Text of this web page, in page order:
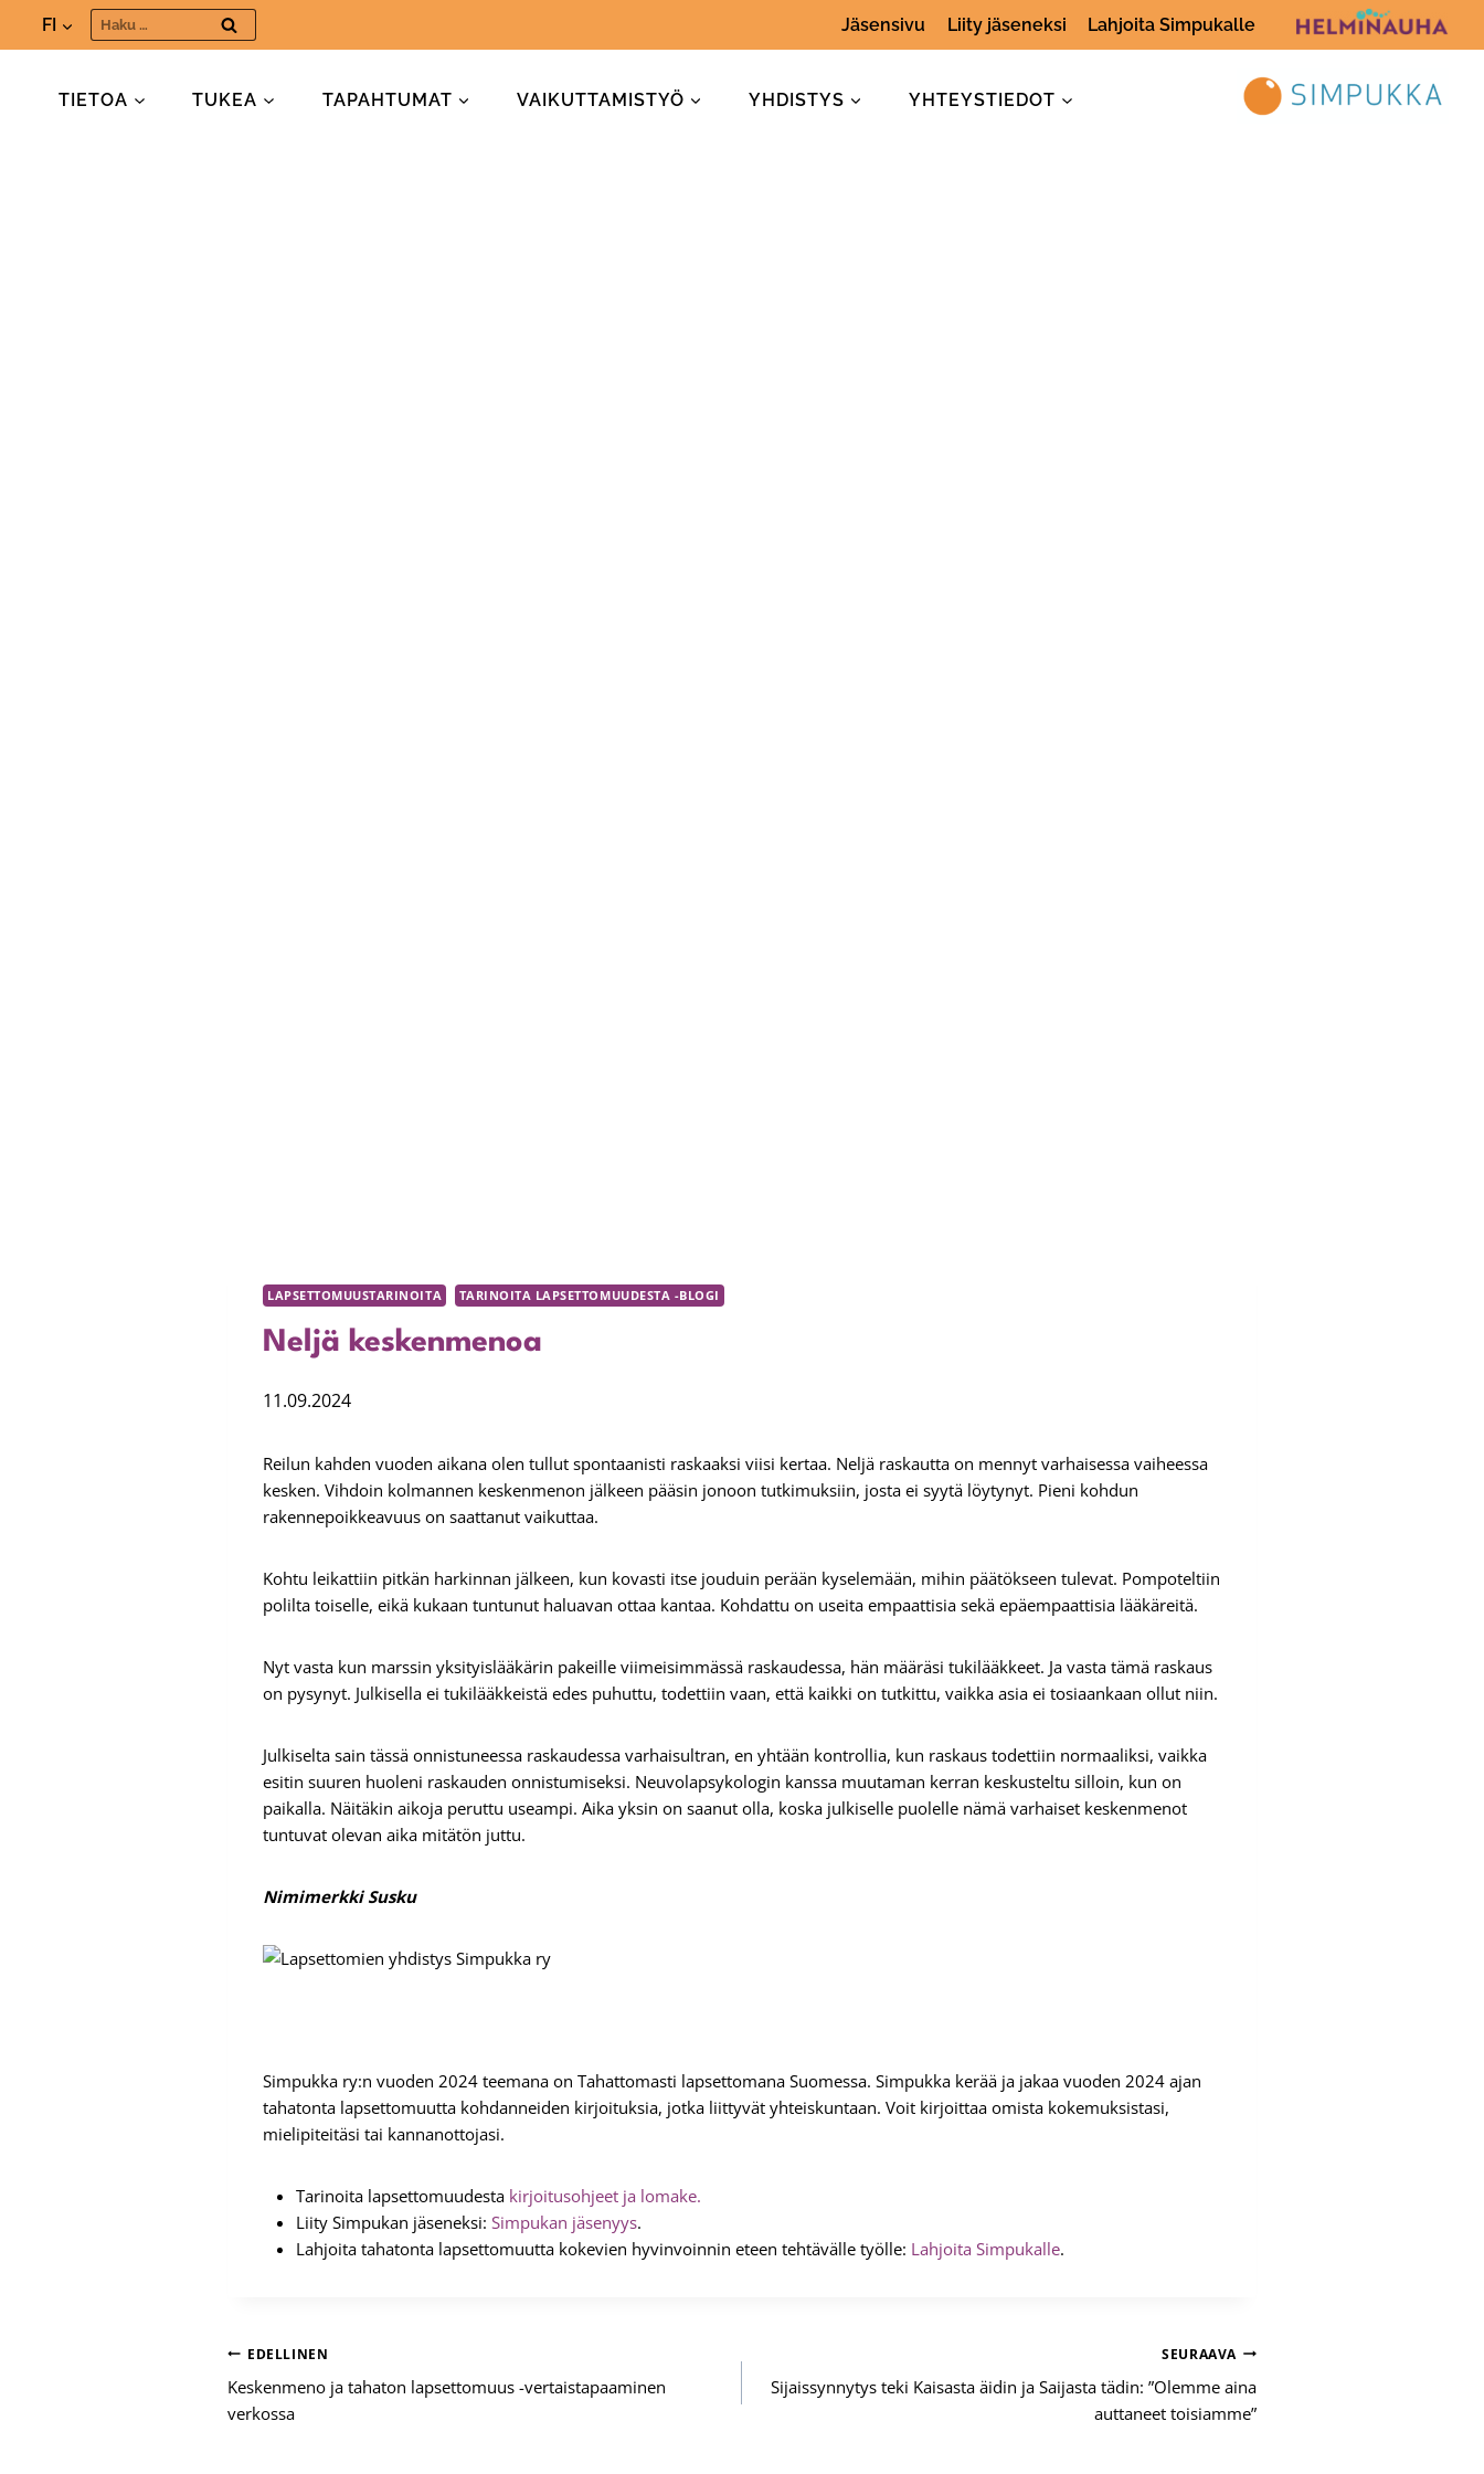
FI Haku: Jäsensivu Liity jäseneksi Lahjoita Simpukalle
TIETOA TUKEA TAPAHTUMAT VAIKUTTAMISTYÖ YHDISTYS YHTEYSTIEDOT
LAPSETTOMUUSTARINOITA TARINOITA LAPSETTOMUUDESTA -BLOGI
Neljä keskenmenoa
11.09.2024
Reilun kahden vuoden aikana olen tullut spontaanisti raskaaksi viisi kertaa. Neljä raskautta on mennyt varhaisessa vaiheessa
kesken. Vihdoin kolmannen keskenmenon jälkeen pääsin jonoon tutkimuksiin, josta ei syytä löytynyt. Pieni kohdun
rakennepoikkeavuus on saattanut vaikuttaa.
Kohtu leikattiin pitkän harkinnan jälkeen, kun kovasti itse jouduin perään kyselemään, mihin päätökseen tulevat. Pompoteltiin
polilta toiselle, eikä kukaan tuntunut haluavan ottaa kantaa. Kohdattu on useita empaattisia sekä epäempaattisia lääkäreitä.
Nyt vasta kun marssin yksityislääkärin pakeille viimeisimmässä raskaudessa, hän määräsi tukilääkkeet. Ja vasta tämä raskaus
on pysynyt. Julkisella ei tukilääkkeistä edes puhuttu, todettiin vaan, että kaikki on tutkittu, vaikka asia ei tosiaankaan ollut niin.
Julkiselta sain tässä onnistuneessa raskaudessa varhaisultran, en yhtään kontrollia, kun raskaus todettiin normaaliksi, vaikka
esitin suuren huoleni raskauden onnistumiseksi. Neuvolapsykologin kanssa muutaman kerran keskusteltu silloin, kun on
paikalla. Näitäkin aikoja peruttu useampi. Aika yksin on saanut olla, koska julkiselle puolelle nämä varhaiset keskenmenot
tuntuvat olevan aika mitätön juttu.
Nimimerkki Susku
Simpukka ry:n vuoden 2024 teemana on Tahattomasti lapsettomana Suomessa. Simpukka kerää ja jakaa vuoden 2024 ajan
tahatonta lapsettomuutta kohdanneiden kirjoituksia, jotka liittyvät yhteiskuntaan. Voit kirjoittaa omista kokemuksistasi,
mielipiteitäsi tai kannanottojasi.
Tarinoita lapsettomuudesta kirjoitusohjeet ja lomake.
Liity Simpukan jäseneksi: Simpukan jäsenyys.
Lahjoita tahatonta lapsettomuutta kokevien hyvinvoinnin eteen tehtävälle työlle: Lahjoita Simpukalle.
Artikkelien
selaus
EDELLINEN
Keskenmeno ja tahaton lapsettomuus -vertaistapaaminen
verkossa
SEURAAVA
Sijaissynnytys teki Kaisasta äidin ja Saijasta tädin: ”Olemme aina
auttaneet toisiamme”